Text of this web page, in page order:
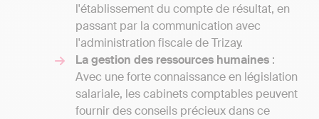
l'établissement du compte de résultat, en
passant par la communication avec
l'administration fiscale de Trizay.
La gestion des ressources humaines :
Avec une forte connaissance en législation
salariale, les cabinets comptables peuvent
fournir des conseils précieux dans ce